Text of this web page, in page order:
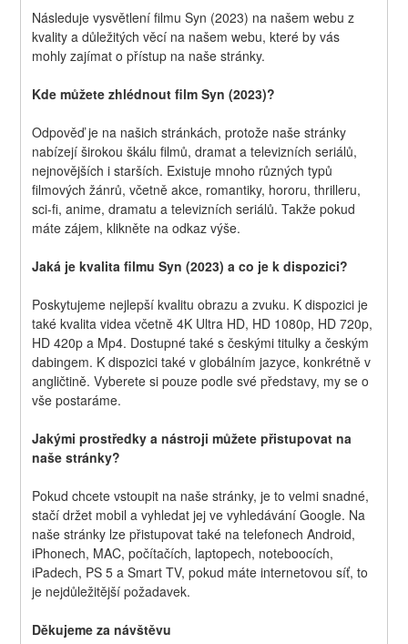
Následuje vysvětlení filmu Syn (2023) na našem webu z
kvality a důležitých věcí na našem webu, které by vás
mohly zajímat o přístup na naše stránky.
Kde můžete zhlédnout film Syn (2023)?
Odpověď je na našich stránkách, protože naše stránky
nabízejí širokou škálu filmů, dramat a televizních seriálů,
nejnovějších i starších. Existuje mnoho různých typů
filmových žánrů, včetně akce, romantiky, hororu, thrilleru,
sci-fi, anime, dramatu a televizních seriálů. Takže pokud
máte zájem, klikněte na odkaz výše.
Jaká je kvalita filmu Syn (2023) a co je k dispozici?
Poskytujeme nejlepší kvalitu obrazu a zvuku. K dispozici je
také kvalita videa včetně 4K Ultra HD, HD 1080p, HD 720p,
HD 420p a Mp4. Dostupné také s českými titulky a českým
dabingem. K dispozici také v globálním jazyce, konkrétně v
angličtině. Vyberete si pouze podle své představy, my se o
vše postaráme.
Jakými prostředky a nástroji můžete přistupovat na
naše stránky?
Pokud chcete vstoupit na naše stránky, je to velmi snadné,
stačí držet mobil a vyhledat jej ve vyhledávání Google. Na
naše stránky lze přistupovat také na telefonech Android,
iPhonech, MAC, počítačích, laptopech, noteboocích,
iPadech, PS 5 a Smart TV, pokud máte internetovou síť, to
je nejdůležitější požadavek.
Děkujeme za návštěvu